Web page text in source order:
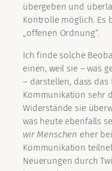
übergeben und
Kontrolle möglich. Es
„offenen Ordnung“.
Ich finde solche
einen, weil sie – was
– darstellen, dass
Kommunikation sehr
Widerstände sie
was heute ebenfalls
wir Menschen eher
Kommunikation
Neuerungen durch